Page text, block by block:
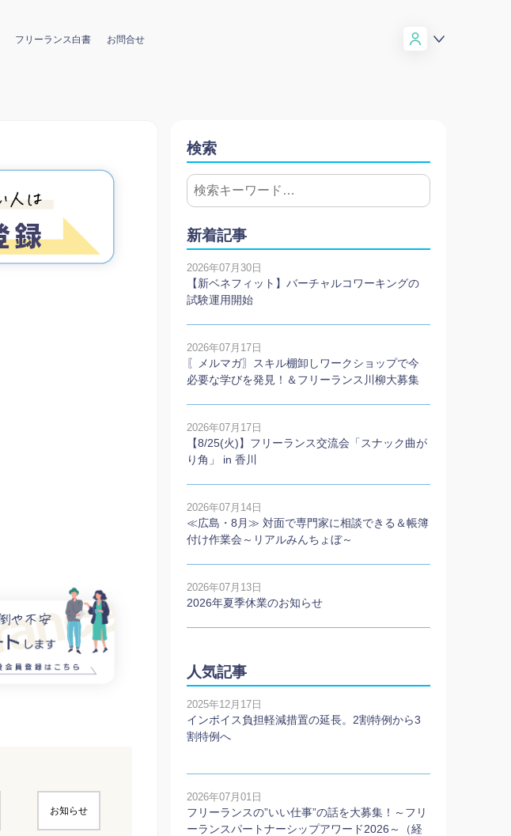
フリーランス白書 お問合せ
お知らせ
検索
新着記事
2026年07月30日
【新ベネフィット】バーチャルコワーキングの
試験運用開始
2026年07月17日
〖メルマガ〗スキル棚卸しワークショップで今
必要な学びを発見！＆フリーランス川柳大募集
2026年07月17日
【8/25(火)】フリーランス交流会「スナック曲が
り角」 in 香川
2026年07月14日
≪広島・8月≫ 対面で専門家に相談できる＆帳簿
付け作業会～リアルみんちょぼ～
2026年07月13日
2026年夏季休業のお知らせ
人気記事
2025年12月17日
インボイス負担軽減措置の延長。2割特例から3
割特例へ
2026年07月01日
フリーランスの”いい仕事”の話を大募集！～フリ
ーランスパートナーシップアワード2026～（経